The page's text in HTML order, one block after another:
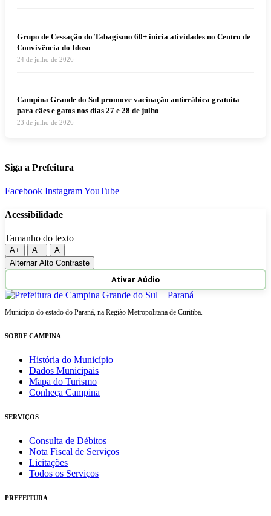
Grupo de Cessação do Tabagismo 60+ inicia atividades no Centro de
Convivência do Idoso
24 de julho de 2026
Campina Grande do Sul promove vacinação antirrábica gratuita
para cães e gatos nos dias 27 e 28 de julho
23 de julho de 2026
Siga a Prefeitura
Facebook InstagramYouTube
Acessibilidade
Tamanho do texto
A+ A−
A
Alternar Alto Contraste
Ativar Aúdio
Município do estado do Paraná, na Região Metropolitana de Curitiba.
SOBRE CAMPINA
História do Município
Dados Municipais
Mapa do Turismo
Conheça Campina
SERVIÇOS
Consulta de Débitos
Nota Fiscal de Serviços
Licitações
Todos os Serviços
PREFEITURA